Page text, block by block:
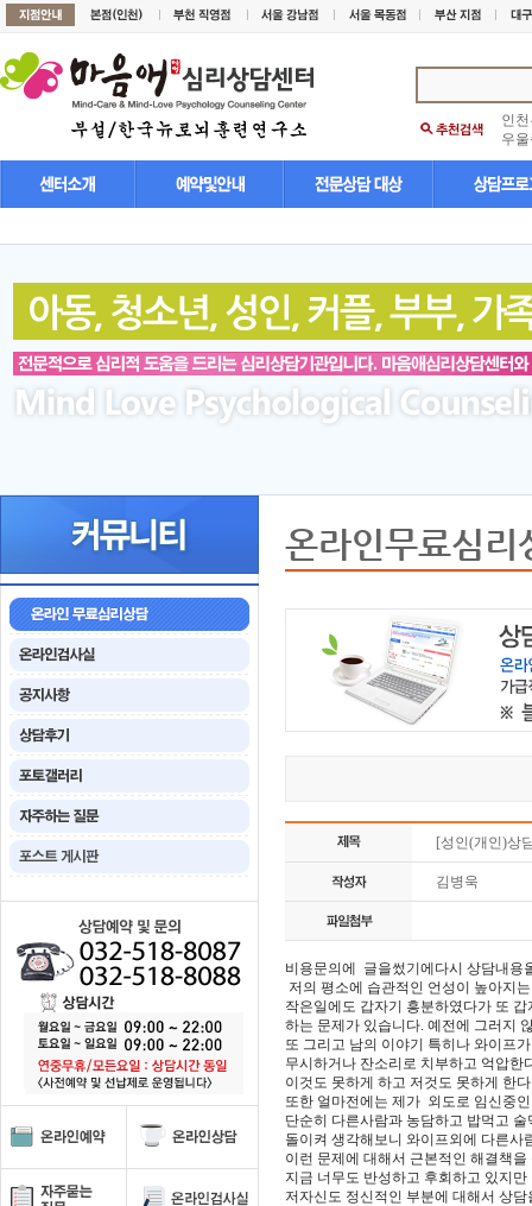
인
우
온라인무료심리
[성인(개인)상
김병욱
비용문의에 글을썼기에다시 상담내용
저의 평소에 습관적인 언성이 높아지
작은일에도 갑자기 흥분하였다가 또
하는 문제가 있습니다. 예전에 그러지
또 그리고 남의 이야기 특히나 와이프
무시하거나 잔소리로 치부하고 억압한
이것도 못하게 하고 저것도 못하게 한
또한 얼마전에는 제가 외도로 임신중
단순히 다른사람과 농담하고 밥먹고
돌이켜 생각해보니 와이프외에 다른사
이런 문제에 대해서 근본적인 해결책
지금 너무도 반성하고 후회하고 있지
저자신도 정신적인 부분에 대해서 상